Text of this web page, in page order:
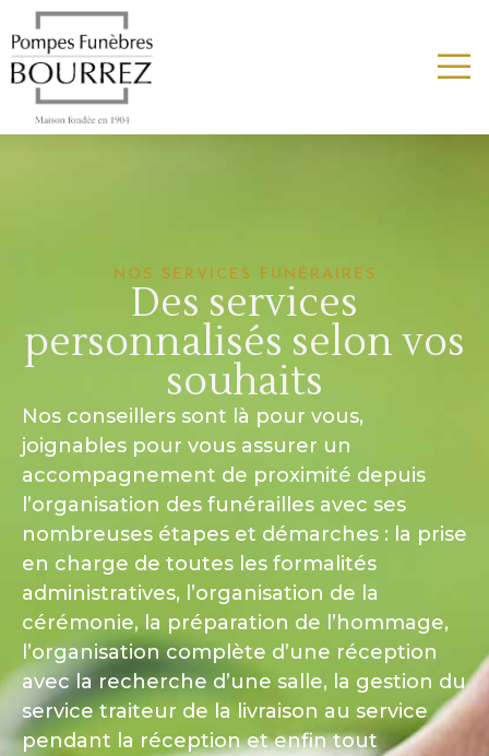
NOS SERVICES FUNÉRAIRES
Des services
personnalisés selon vos
souhaits
Nos conseillers sont là pour vous,
joignables pour vous assurer un
accompagnement de proximité depuis
l’organisation des funérailles avec ses
nombreuses étapes et démarches : la prise
en charge de toutes les formalités
administratives, l’organisation de la
cérémonie, la préparation de l’hommage,
l’organisation complète d’une réception
avec la recherche d’une salle, la gestion du
service traiteur de la livraison au service
pendant la réception et enfin tout